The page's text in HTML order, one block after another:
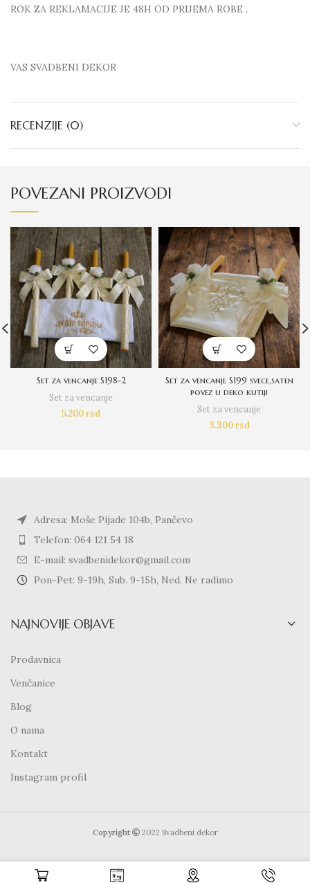
ROK ZA REKLAMACIJE JE 48H OD PRIJEMA ROBE .
VAS SVADBENI DEKOR
RECENZIJE (0)
POVEZANI PROIZVODI
Set za vencanje S198-2
Set za vencanje
5.200rsd
Set za vencanje S199 svece,saten
povez u deko kutiji
Set za vencanje
3.300rsd
Adresa: Moše Pijade 104b, Pančevo
Telefon: 064 121 54 18
E-mail: svadbenidekor@gmail.com
Pon-Pet: 9-19h, Sub. 9-15h, Ned. Ne radimo
NAJNOVIJE OBJAVE
Prodavnica
Venčanice
Blog
O nama
Kontakt
Instagram profil
Copyright 2022 Svadbeni dekor